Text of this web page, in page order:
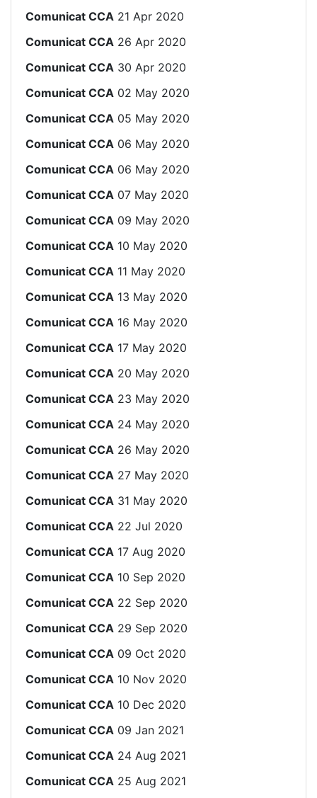
Comunicat CCA 21 Apr 2020
Comunicat CCA 26 Apr 2020
Comunicat CCA 30 Apr 2020
Comunicat CCA 02 May 2020
Comunicat CCA 05 May 2020
Comunicat CCA 06 May 2020
Comunicat CCA 06 May 2020
Comunicat CCA 07 May 2020
Comunicat CCA 09 May 2020
Comunicat CCA 10 May 2020
Comunicat CCA 11 May 2020
Comunicat CCA 13 May 2020
Comunicat CCA 16 May 2020
Comunicat CCA 17 May 2020
Comunicat CCA 20 May 2020
Comunicat CCA 23 May 2020
Comunicat CCA 24 May 2020
Comunicat CCA 26 May 2020
Comunicat CCA 27 May 2020
Comunicat CCA 31 May 2020
Comunicat CCA 22 Jul 2020
Comunicat CCA 17 Aug 2020
Comunicat CCA 10 Sep 2020
Comunicat CCA 22 Sep 2020
Comunicat CCA 29 Sep 2020
Comunicat CCA 09 Oct 2020
Comunicat CCA 10 Nov 2020
Comunicat CCA 10 Dec 2020
Comunicat CCA 09 Jan 2021
Comunicat CCA 24 Aug 2021
Comunicat CCA 25 Aug 2021